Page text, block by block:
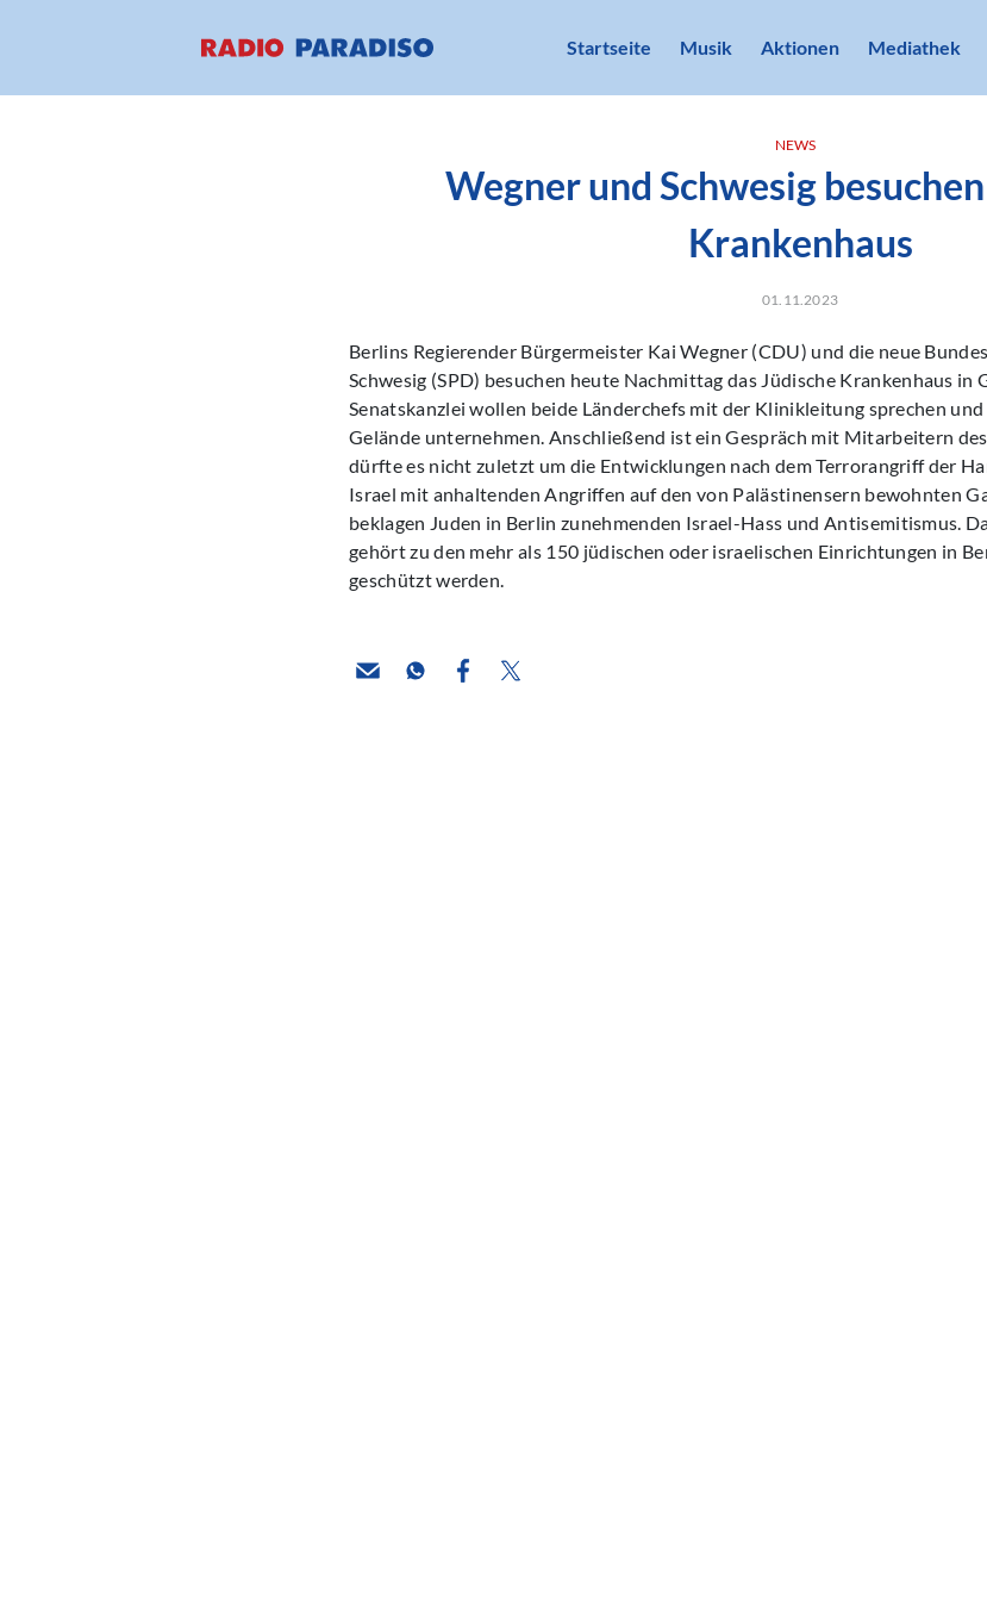
Startseite Musik Aktionen Mediathek
NEWS
Wegner und Schwesig
Krankenhaus
01.11.2023
Berlins Regierender Bürgermeister Kai Wegner (CDU) und die neue
Schwesig (SPD) besuchen heute Nachmittag das Jüdische Krankenhaus in
Senatskanzlei wollen beide Länderchefs mit der Klinikleitung sprechen
Gelände unternehmen. Anschließend ist ein Gespräch mit Mitarbeitern
dürfte es nicht zuletzt um die Entwicklungen nach dem Terrorangriff der
Israel mit anhaltenden Angriffen auf den von Palästinensern bewohnten
beklagen Juden in Berlin zunehmenden Israel-Hass und Antisemitismus.
gehört zu den mehr als 150 jüdischen oder israelischen Einrichtungen in
geschützt werden.